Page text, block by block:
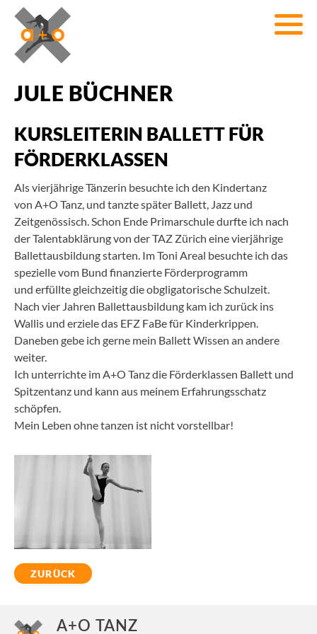
JULE BÜCHNER
KURSLEITERIN BALLETT FÜR
FÖRDERKLASSEN
Als vierjährige Tänzerin besuchte ich den Kindertanz
von A+O Tanz, und tanzte später Ballett, Jazz und
Zeitgenössisch. Schon Ende Primarschule durfte ich nach
der Talentabklärung von der TAZ Zürich eine vierjährige
Ballettausbildung starten. Im Toni Areal besuchte ich das
spezielle vom Bund finanzierte Förderprogramm
und erfüllte gleichzeitig die obgligatorische Schulzeit.
Nach vier Jahren Ballettausbildung kam ich zurück ins
Wallis und erziele das EFZ FaBe für Kinderkrippen.
Daneben gebe ich gerne mein Ballett Wissen an andere
weiter.
Ich unterrichte im A+O Tanz die Förderklassen Ballett und
Spitzentanz und kann aus meinem Erfahrungsschatz
schöpfen.
Mein Leben ohne tanzen ist nicht vorstellbar!
ZURÜCK
A+O TANZ